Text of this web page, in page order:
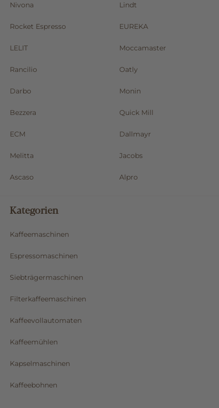
Nivona Lindt
Rocket Espresso EUREKA
LELIT Moccamaster
Rancilio Oatly
Darbo Monin
Bezzera Quick Mill
ECM Dallmayr
Melitta Jacobs
Ascaso Alpro
Kategorien
Kaffeemaschinen
Espressomaschinen
Siebträgermaschinen
Filterkaffeemaschinen
Kaffeevollautomaten
Kaffeemühlen
Kapselmaschinen
Kaffeebohnen